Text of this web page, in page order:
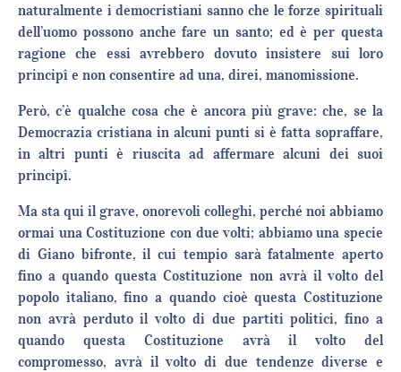
naturalmente i democristiani sanno che le forze spirituali
dell’uomo possono anche fare un santo; ed è per questa
ragione che essi avrebbero dovuto insistere sui loro
principî e non consentire ad una, direi, manomissione.
Però, c’è qualche cosa che è ancora più grave: che, se la
Democrazia cristiana in alcuni punti si è fatta sopraffare,
in altri punti è riuscita ad affermare alcuni dei suoi
principî.
Ma sta qui il grave, onorevoli colleghi, perché noi abbiamo
ormai una Costituzione con due volti; abbiamo una specie
di Giano bifronte, il cui tempio sarà fatalmente aperto
fino a quando questa Costituzione non avrà il volto del
popolo italiano, fino a quando cioè questa Costituzione
non avrà perduto il volto di due partiti politici, fino a
quando questa Costituzione avrà il volto del
compromesso, avrà il volto di due tendenze diverse e